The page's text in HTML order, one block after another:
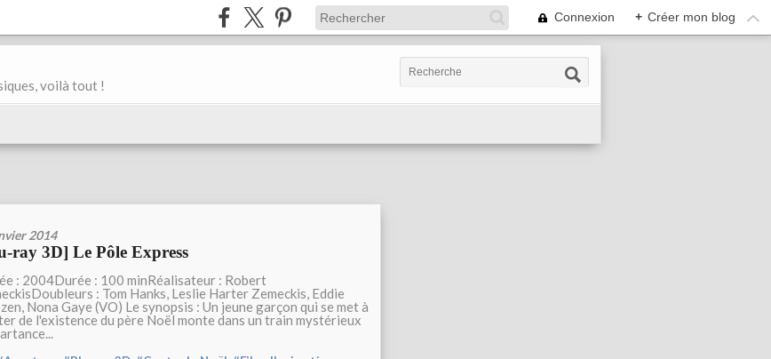
Connexion + Créer mon blog
voilà tout !
2014
ray 3D] Le Pôle Express
: 2004Durée : 100 minRéalisateur : Robert
: Tom Hanks, Leslie Harter Zemeckis, Eddie
Nona Gaye (VO) Le synopsis : Un jeune garçon qui se met à
de l'existence du père Noël monte dans un train mystérieux